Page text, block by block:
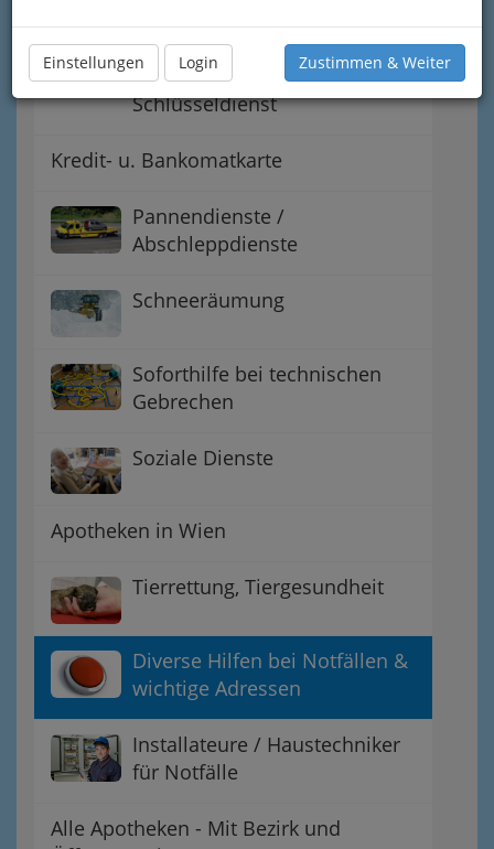
Einstellungen Login Zustimmen & Weiter
Schlüsselnotdienst -
Aufsperrdienst -
Schlüsseldienst
Kredit- u. Bankomatkarte
Pannendienste /
Abschleppdienste
Schneeräumung
Soforthilfe bei technischen
Gebrechen
Soziale Dienste
Apotheken in Wien
Tierrettung, Tiergesundheit
Diverse Hilfen bei Notfällen &
wichtige Adressen
Installateure / Haustechniker
für Notfälle
Alle Apotheken - Mit Bezirk und